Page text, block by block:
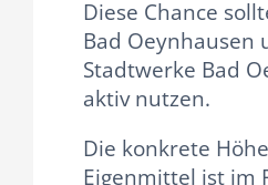
Diese Chance
Bad Oeynhausen
Stadtwerke Bad
aktiv nutzen.
Die konkrete
Eigenmittel ist im